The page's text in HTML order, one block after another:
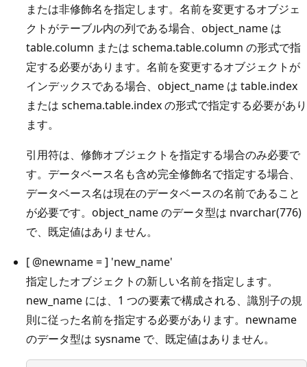
または非修飾名を指定します。名前を変更するオブジェ
クトがテーブル内の列である場合、object_name は
table.column または schema.table.column の形式で指
定する必要があります。名前を変更するオブジェクトが
インデックスである場合、object_name は table.index
または schema.table.index の形式で指定する必要があり
ます。
引用符は、修飾オブジェクトを指定する場合のみ必要で
す。データベース名も含め完全修飾名で指定する場合、
データベース名は現在のデータベースの名前であること
が必要です。object_name のデータ型は nvarchar(776)
で、既定値はありません。
[ @newname= ] 'new_name'
指定したオブジェクトの新しい名前を指定します。
new_name には、1 つの要素で構成される、識別子の規
則に従った名前を指定する必要があります。newname
のデータ型は sysname で、既定値はありません。